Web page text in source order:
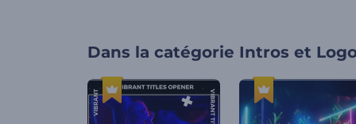
Dans la catégorie Intros et